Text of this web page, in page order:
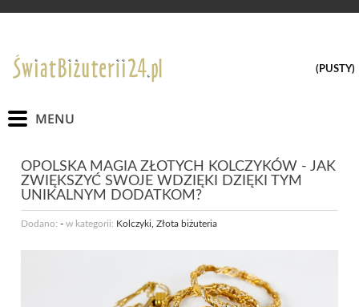
(PUSTY)
OPOLSKA MAGIA ZŁOTYCH KOLCZYKÓW - JAK
ZWIĘKSZYĆ SWOJE WDZIĘKI DZIĘKI TYM
UNIKALNYM DODATKOM?
Dodano: - w kategorii: Kolczyki Złota biżuteria